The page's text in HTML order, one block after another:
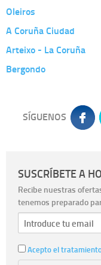
Oleiros
A Coruña Ciudad
Arteixo - La Coruña
Bergondo
SÍGUENOS
SUSCRÍBETE A
Recibe nuestras
tenemos preparado
Acepto el